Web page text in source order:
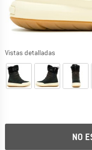
Vistas detalladas
NO